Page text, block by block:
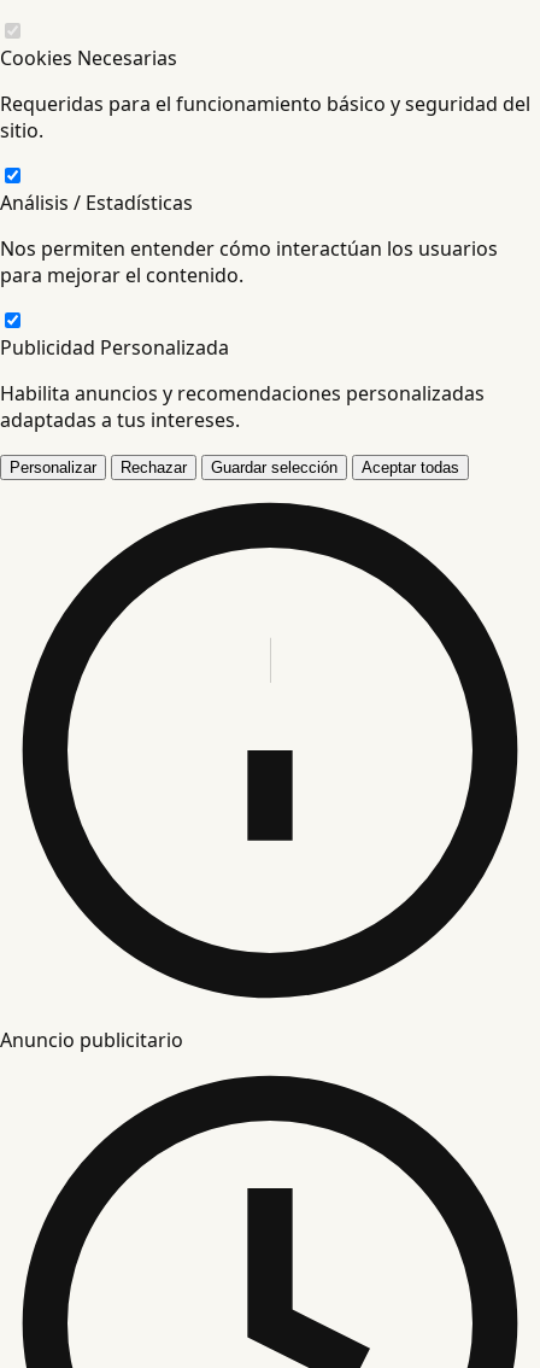
Cookies Necesarias
Requeridas para el funcionamiento básico y seguridad del
sitio.
Análisis / Estadísticas
Nos permiten entender cómo interactúan los usuarios
para mejorar el contenido.
Publicidad Personalizada
Habilita anuncios y recomendaciones personalizadas
adaptadas a tus intereses.
Personalizar Rechazar Guardar selección Aceptar todas
Anuncio publicitario